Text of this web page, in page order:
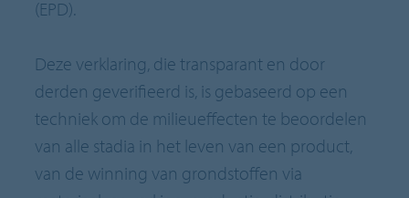
(EPD).
Deze verklaring, die transparant en door
derden geverifieerd is, is gebaseerd op een
techniek om de milieueffecten te beoordelen
van alle stadia in het leven van een product,
van de winning van grondstoffen via